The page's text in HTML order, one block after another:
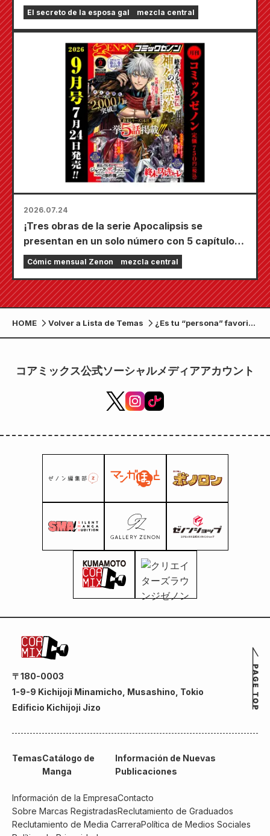
tapete de juego especial con una ilustración
deslumbrante de Fuyuki Tojo dibujada por
novia" saldrá a la venta el 20 de octubre!
El secreto de la esposa gal mezcla central
2026.07.24
¡Tres obras de la serie Apocalipsis se
presentan en un solo número con 5 capítulos!
¡El número de septiembre de 2026 de
"Monthly Comic Zenon" sale a la venta el 24
de julio!
Cómic mensual Zenon mezcla central
HOME Volver a Lista de Temas
¿Es tu “persona” favorita
o tu “lugar” favorito? ¡El
de mayo!
コアミックス公式ソーシャルメディアアカウント
〒180-0003
1-9-9 Kichijoji Minamicho, Musashino, Tokio
Edificio Kichijoji Jizo
TemasCatálogo de
Manga
Información de Nuevas
Publicaciones
Información de la EmpresaContacto
Sobre Marcas RegistradasReclutamiento de Graduados
Reclutamiento de Media CarreraPolítica de Medios Sociales